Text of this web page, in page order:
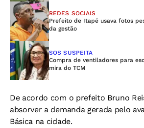
REDES SOCIAIS
Prefeito de Itapé usava fotos
da gestão
SOS SUSPEITA
Compra de ventiladores para
mira do TCM
De acordo com o prefeito Bruno
absorver a demanda gerada pelo
Básica na cidade.